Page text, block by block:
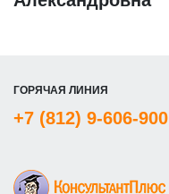
ГОРЯЧАЯ ЛИНИЯ
+7 (812) 9-606-900